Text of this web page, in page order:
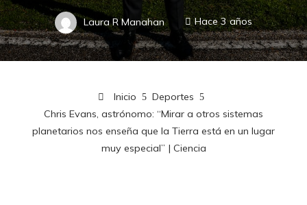
Laura R Manahan Hace 3 años
Inicio
Deportes
Chris Evans, astrónomo: “Mirar a otros sistemas
planetarios nos enseña que la Tierra está en un lugar
muy especial” | Ciencia